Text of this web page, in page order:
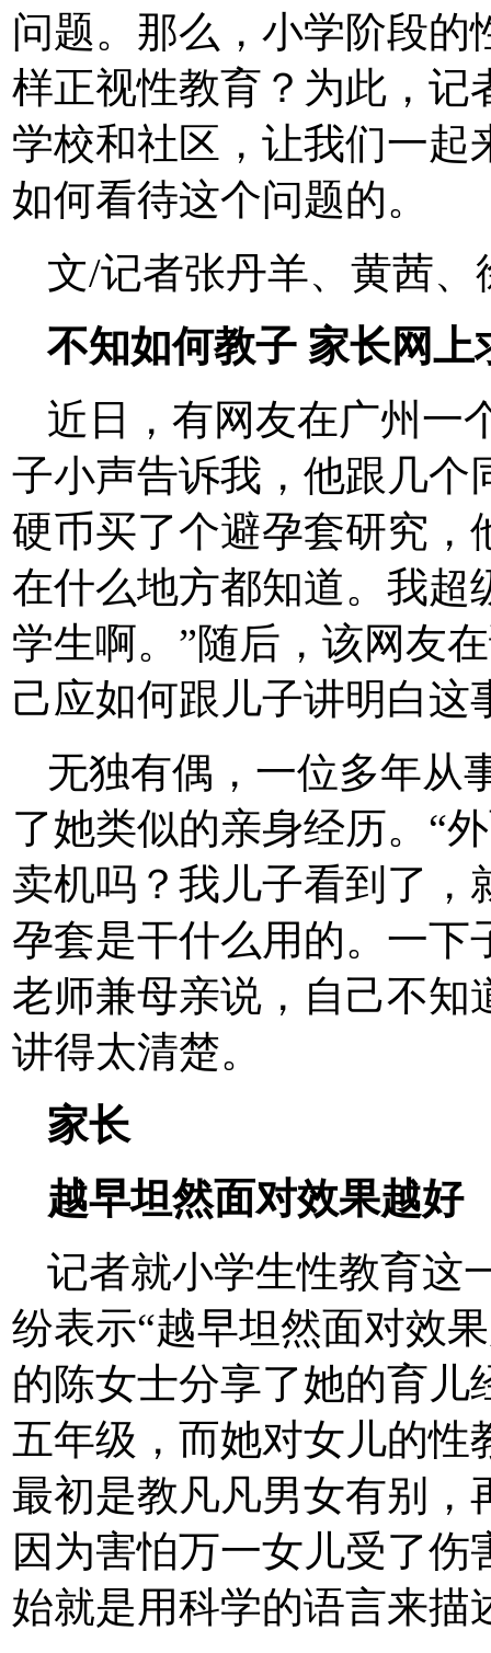
问题。那么，小学阶段的
样正视性教育？为此，记
学校和社区，让我们一起
如何看待这个问题的。
文/记者张丹羊、黄茜
不知如何教子 家长网上
近日，有网友在广州一
子小声告诉我，他跟几个
硬币买了个避孕套研究，
在什么地方都知道。我超
学生啊。”随后，该网友
己应如何跟儿子讲明白这
无独有偶，一位多年从
了她类似的亲身经历。“
卖机吗？我儿子看到了，
孕套是干什么用的。一下
老师兼母亲说，自己不知
讲得太清楚。
家长
越早坦然面对效果越好
记者就小学生性教育这
纷表示“越早坦然面对效
的陈女士分享了她的育儿
五年级，而她对女儿的性
最初是教凡凡男女有别，
因为害怕万一女儿受了
始就是用科学的语言来描